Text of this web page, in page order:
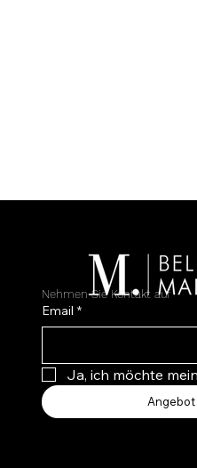
Nehmen Sie Kontakt auf
Email *
Ja, ich möchte